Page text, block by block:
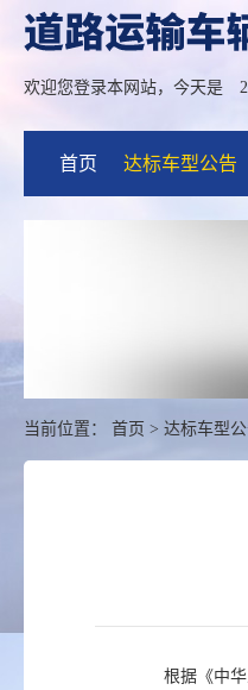
欢迎您登录本网站，今天是
首页 达标车型公告
当前位置： 首页 > 达标车型
根据《中